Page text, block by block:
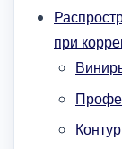
при